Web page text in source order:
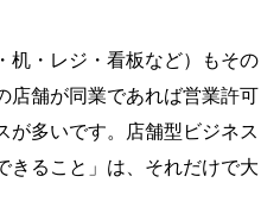
机・レジ・看板など）もその
店舗が同業であれば営業許可
が多いです。店舗型ビジネス
きること」は、それだけで大